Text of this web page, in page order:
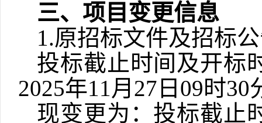
三、项目变更信息
1.原招标文件及招标
投标截止时间 及开标
2025年11月 27 日 09时30
现变更为： 投标截止